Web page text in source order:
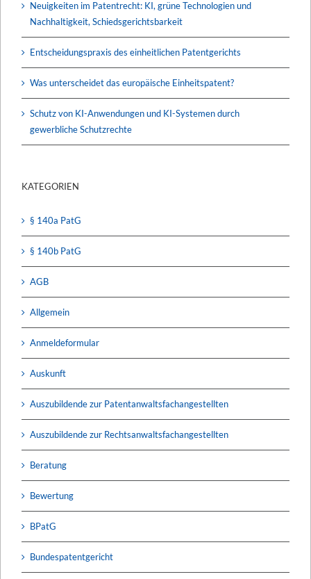
Neuigkeiten im Patentrecht: KI, grüne Technologien und
Nachhaltigkeit, Schiedsgerichtsbarkeit
Entscheidungspraxis des einheitlichen Patentgerichts
Was unterscheidet das europäische Einheitspatent?
Schutz von KI-Anwendungen und KI-Systemen durch
gewerbliche Schutzrechte
KATEGORIEN
§ 140a PatG
§ 140b PatG
AGB
Allgemein
Anmeldeformular
Auskunft
Auszubildende zur Patentanwaltsfachangestellten
Auszubildende zur Rechtsanwaltsfachangestellten
Beratung
Bewertung
BPatG
Bundespatentgericht